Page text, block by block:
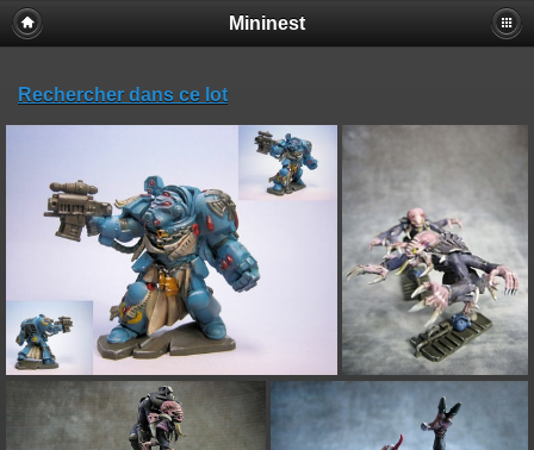
Mininest
Rechercher dans ce lot